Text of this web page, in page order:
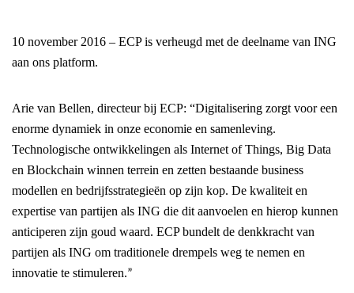
10 november 2016 – ECP is verheugd met de deelname van ING
aan ons platform.
Arie van Bellen, directeur bij ECP: “Digitalisering zorgt voor een
enorme dynamiek in onze economie en samenleving.
Technologische ontwikkelingen als Internet of Things, Big Data
en Blockchain winnen terrein en zetten bestaande business
modellen en bedrijfsstrategieën op zijn kop. De kwaliteit en
expertise van partijen als ING die dit aanvoelen en hierop kunnen
anticiperen zijn goud waard. ECP bundelt de denkkracht van
partijen als ING om traditionele drempels weg te nemen en
innovatie te stimuleren.”